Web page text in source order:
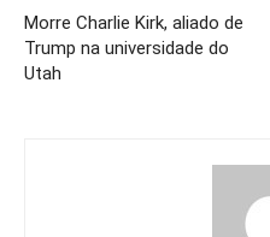
Morre Charlie Kirk, aliado de
Trump na universidade do
Utah